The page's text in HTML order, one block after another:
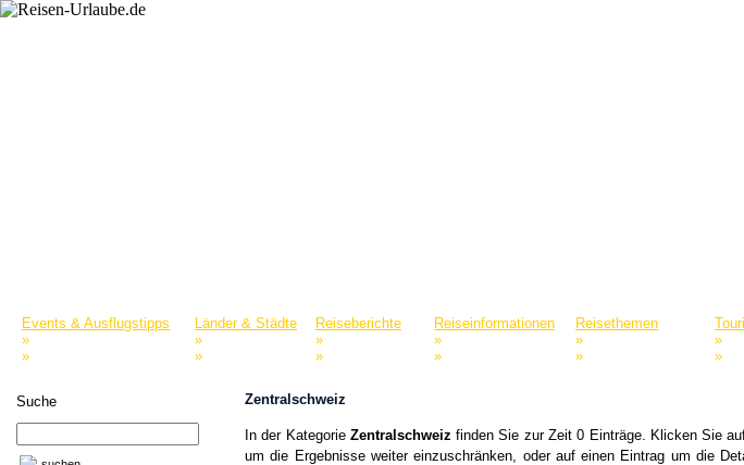
Events & Ausflugstipps Länder & Städte Reiseberichte Reiseinformationen Reisethemen
»
» » » » »
» » » » » »
Suche Zentralschweiz
In der Kategorie Zentralschweiz finden Sie zur Zeit 0 Einträge. Klicken Sie
um die Ergebnisse weiter einzuschränken, oder auf einen Eintrag um die